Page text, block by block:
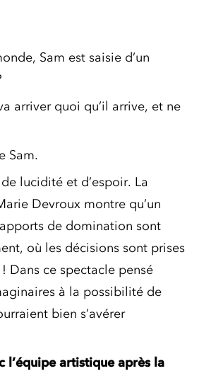
Sam est saisie d’un
arriver quoi qu’il arrive, et ne
Sam.
lucidité et d’espoir. La
Devroux montre qu’un
de domination sont
où les décisions sont prises
Dans ce spectacle pensé
à la possibilité de
bien s’avérer
l’équipe artistique après la